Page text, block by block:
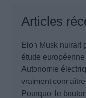
Articles
Elon Musk nuirait
étude européenne
Autonomie
vraiment
Pourquoi le